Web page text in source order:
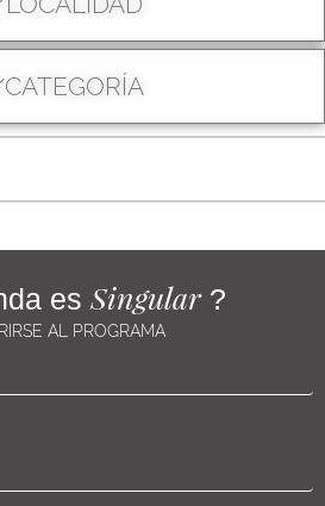
CATEGORÍA
es Singular?
AL PROGRAMA